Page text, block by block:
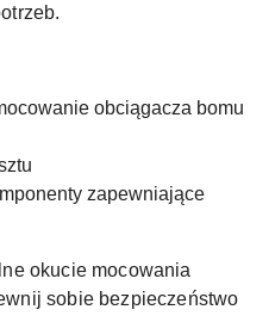
obciągacza bomu
zapewniające
okucie mocowania
sobie bezpieczeństwo